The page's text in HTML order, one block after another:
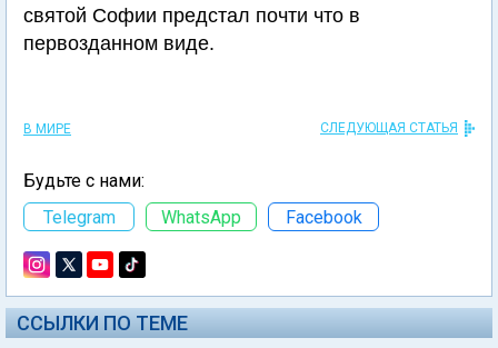
святой Софии предстал почти что в
первозданном виде.
В МИРЕ СЛЕДУЮЩАЯ СТАТЬЯ
Будьте с нами:
Telegram
WhatsApp Facebook
ССЫЛКИ ПО ТЕМЕ